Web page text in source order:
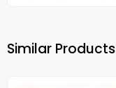
Similar Products